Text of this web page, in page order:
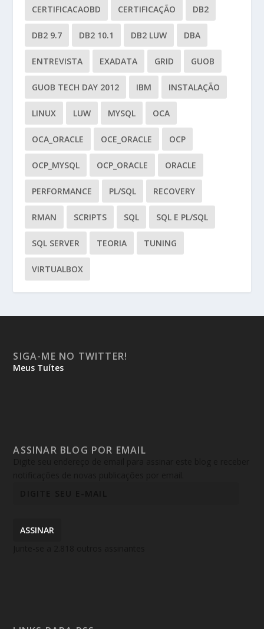
CERTIFICACAOBD CERTIFICAÇÃO DB2
DB2 9.7 DB2 10.1 DB2 LUW DBA
ENTREVISTA EXADATA GRID GUOB
GUOB TECH DAY 2012 IBM INSTALAÇÃO
LINUX LUW MYSQL OCA
OCA_ORACLE OCE_ORACLE OCP
OCP_MYSQL OCP_ORACLE ORACLE
PERFORMANCE PL/SQL RECOVERY
RMAN SCRIPTS SQL SQL E PL/SQL
SQL SERVER TEORIA TUNING
VIRTUALBOX
SIGA-ME NO TWITTER!
Meus Tuítes
ASSINAR BLOG POR EMAIL
ASSINAR